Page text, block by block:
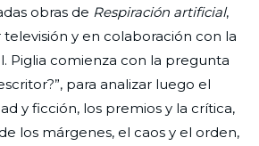
obras de Respiración artificial,
televisión y en colaboración con la
Piglia comienza con la pregunta
para analizar luego el
y ficción, los premios y la crítica,
los márgenes, el caos y el orden,